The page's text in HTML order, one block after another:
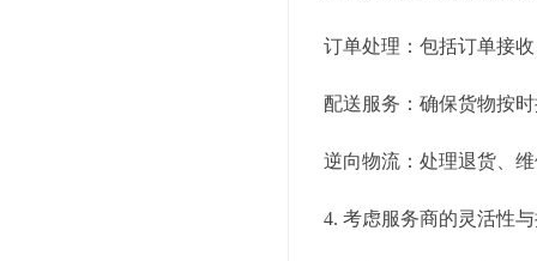
订单处理：包括订单接
配送服务：确保货物按
逆向物流：处理退货、
4. 考虑服务商的灵活性